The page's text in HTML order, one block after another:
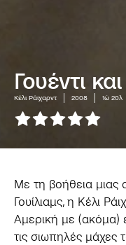
Γουέντι
Κέλι Ράιχαρντ 2008 1ώ 20λ
Με τη βοήθεια μιας
Γουίλιαμς, η Κέλι
Αμερική με (ακόμα)
τις σιωπηλές